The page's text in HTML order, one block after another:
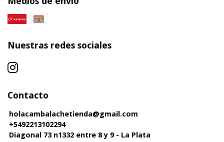
Nuestras redes sociales
Contacto
holacambalachetienda@gmail.com
+5492213102294
Diagonal 73 n1332 entre 8 y 9 - La Plata